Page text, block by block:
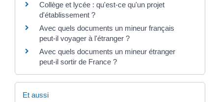
Collège et lycée : qu'est-ce qu'un projet
d'établissement ?
Avec quels documents un mineur français
peut-il voyager à l'étranger ?
Avec quels documents un mineur étranger
peut-il sortir de France ?
Et aussi